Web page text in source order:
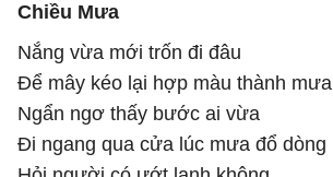
Chiều Mưa
Nắng vừa mới trốn đi đâu
Để mây kéo lại hợp màu thành mưa
Ngẩn ngơ thấy bước ai vừa
Đi ngang qua cửa lúc mưa đổ dòng